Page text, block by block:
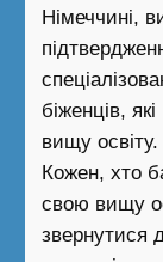
Німеччині,
біженців,
вищу освіту.
Кожен, хто
свою вищу
звернутися